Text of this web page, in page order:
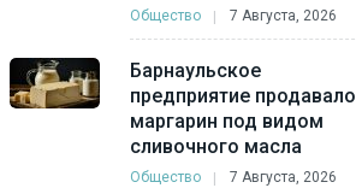
Общество 7 Августа, 2026
Барнаульское
предприятие продавало
маргарин под видом
сливочного масла
Общество 7 Августа, 2026